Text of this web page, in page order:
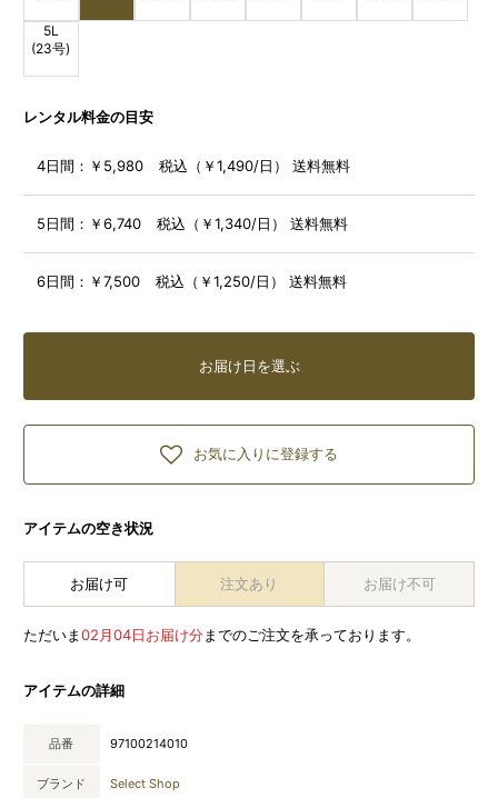
5L
(23号)
レンタル料金の目安
4日間： ￥5,980 税込（￥1,490/日） 送料無料
5日間： ￥6,740 税込（￥1,340/日） 送料無料
6日間： ￥7,500 税込（￥1,250/日） 送料無料
お届け日を選ぶ
お気に入りに登録する
アイテムの空き状況
お届け可 注文あり お届け不可
ただいま02月04日お届け分までのご注文を承っております。
アイテムの詳細
品番 97100214010
ブランド Select Shop